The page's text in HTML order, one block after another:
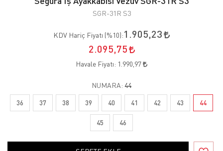
SGR-31R S3
KDV Hariç Fiyatı (%10):1.905,23
2.095,75
Havale Fiyatı: 1.990,97
NUMARA: 44
36 37 38 39 40 41 42 43 44
45 46